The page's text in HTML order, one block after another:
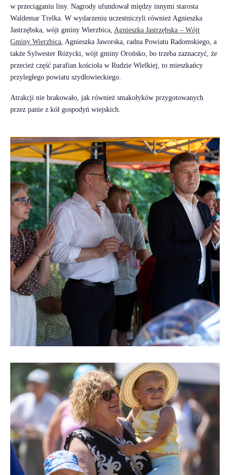
w przeciąganiu liny. Nagrody ufundował między innymi starosta
Waldemar Trelka. W wydarzeniu uczestniczyli również Agnieszka
Jastrzębska, wójt gminy Wierzbica, Agnieszka Jastrzębska – Wójt
Gminy Wierzbica , Agnieszka Jaworska, radna Powiatu Radomskiego, a
także Sylwester Różycki, wójt gminy Orońsko, bo trzeba zaznaczyć, że
przecież część parafian kościoła w Rudzie Wielkiej, to mieszkańcy
przyległego powiatu szydłowieckiego.
Atrakcji nie brakowało, jak również smakołyków przygotowanych
przez panie z kół gospodyń wiejskich.